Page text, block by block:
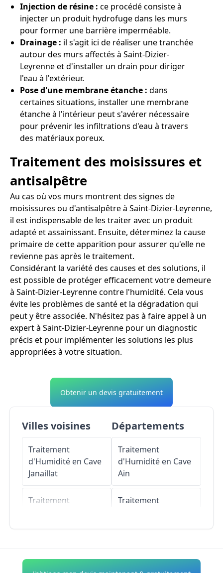
Injection de résine : ce procédé consiste à
injecter un produit hydrofuge dans les murs
pour former une barrière imperméable.
Drainage : il s'agit ici de réaliser une tranchée
autour des murs affectés à Saint-Dizier-
Leyrenne et d'installer un drain pour diriger
l'eau à l'extérieur.
Pose d'une membrane étanche : dans
certaines situations, installer une membrane
étanche à l'intérieur peut s'avérer nécessaire
pour prévenir les infiltrations d'eau à travers
des matériaux poreux.
Traitement des moisissures et
antisalpêtre
Au cas où vos murs montrent des signes de
moisissures ou d'antisalpêtre à Saint-Dizier-Leyrenne,
il est indispensable de les traiter avec un produit
adapté et assainissant. Ensuite, déterminez la cause
primaire de cette apparition pour assurer qu'elle ne
revienne pas après le traitement.
Considérant la variété des causes et des solutions, il
est possible de protéger efficacement votre demeure
à Saint-Dizier-Leyrenne contre l'humidité. Cela vous
évite les problèmes de santé et la dégradation qui
peut y être associée. N'hésitez pas à faire appel à un
expert à Saint-Dizier-Leyrenne pour un diagnostic
précis et pour implémenter les solutions les plus
appropriées à votre situation.
Obtenir un devis gratuitement
Villes voisines
Traitement
d'Humidité en Cave
Janaillat
Traitement
Départements
Traitement
d'Humidité en Cave
Ain
Traitement
Traitement